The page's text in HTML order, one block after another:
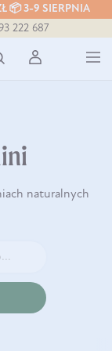
📦 3-9 SIERPNIA
222 687
naturalnych